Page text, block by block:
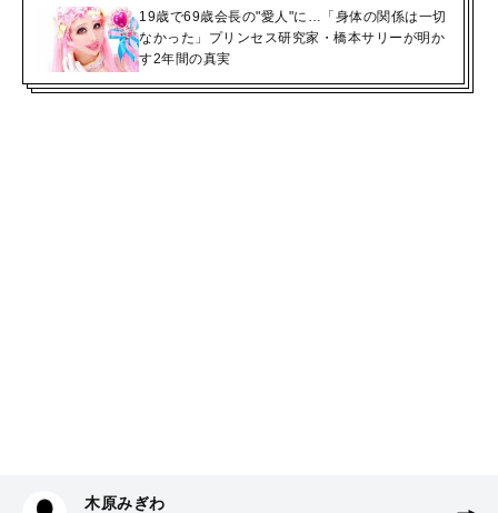
19歳で69歳会長の"愛人"に…「身体の関係は一切
なかった」プリンセス研究家・橋本サリーが明か
す2年間の真実
木原みぎわ